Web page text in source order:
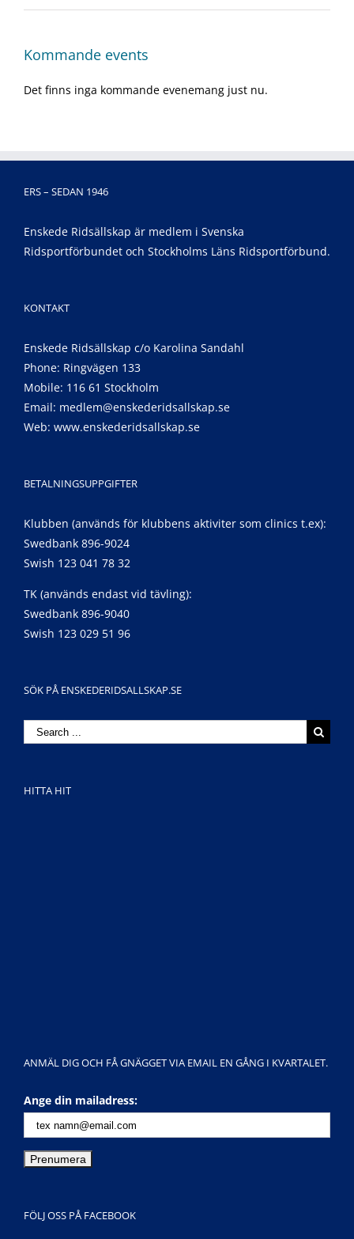
Kommande events
Det finns inga kommande evenemang just nu.
ERS – SEDAN 1946
Enskede Ridsällskap är medlem i Svenska
Ridsportförbundet och Stockholms Läns Ridsportförbund.
KONTAKT
Enskede Ridsällskap c/o Karolina Sandahl
Phone: Ringvägen 133
Mobile: 116 61 Stockholm
Email: medlem@enskederidsallskap.se
Web: www.enskederidsallskap.se
BETALNINGSUPPGIFTER
Klubben (används för klubbens aktiviter som clinics t.ex):
Swedbank 896-9024
Swish 123 041 78 32
TK (används endast vid tävling):
Swedbank 896-9040
Swish 123 029 51 96
SÖK PÅ ENSKEDERIDSALLSKAP.SE
Search
for:
HITTA HIT
ANMÄL DIG OCH FÅ GNÄGGET VIA EMAIL EN GÅNG I KVARTALET.
Ange din mailadress:
FÖLJ OSS PÅ FACEBOOK